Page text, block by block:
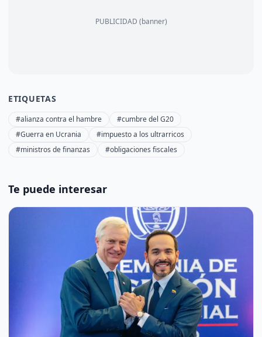
PUBLICIDAD (banner)
ETIQUETAS
#alianza contra el hambre
#cumbre del G20
#Guerra en Ucrania
#impuesto a los ultrarricos
#ministros de finanzas
#obligaciones fiscales
Te puede interesar